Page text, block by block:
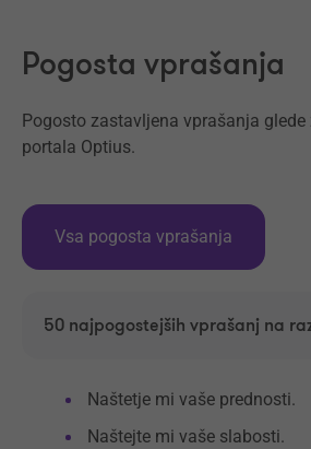
Pogosta vprašanja
Pogosto zastavljena vprašanja
portala Optius.
Vsa pogosta vprašanja
50 najpogostejših vprašanj na
Naštetje mi vaše prednosti.
Naštejte mi vaše slabosti.